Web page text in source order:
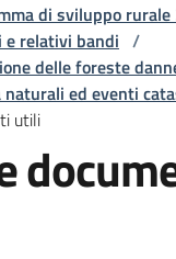
di sviluppo
e relativi bandi /
delle foreste
naturali ed eventi
utili